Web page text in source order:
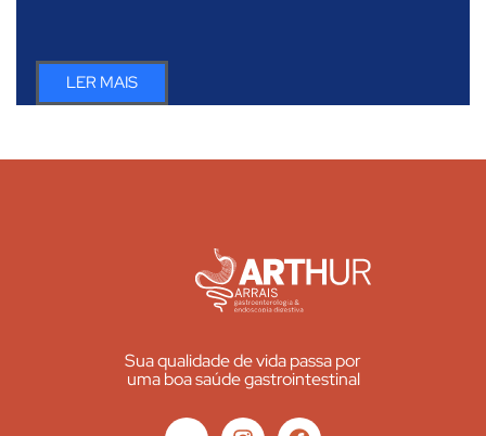
LER MAIS
Sua qualidade de vida passa por
uma boa saúde gastrointestinal